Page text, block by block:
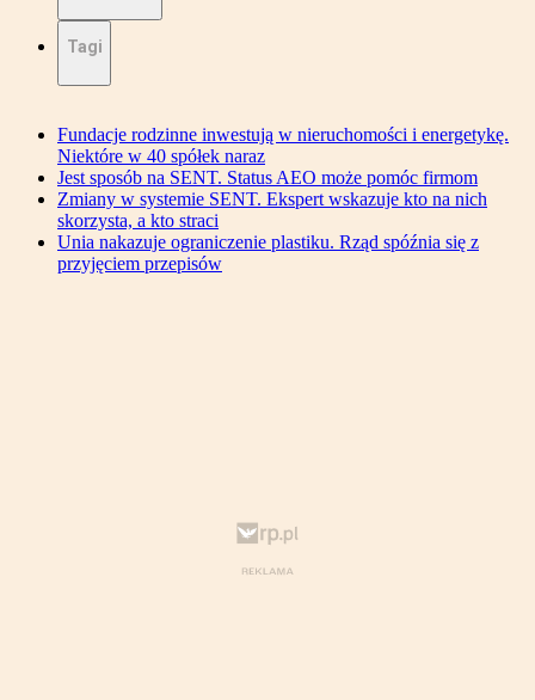
Tagi
Fundacje rodzinne inwestują w nieruchomości i energetykę.
Niektóre w 40 spółek naraz
Jest sposób na SENT. Status AEO może pomóc firmom
Zmiany w systemie SENT. Ekspert wskazuje kto na nich
skorzysta, a kto straci
Unia nakazuje ograniczenie plastiku. Rząd spóźnia się z
przyjęciem przepisów